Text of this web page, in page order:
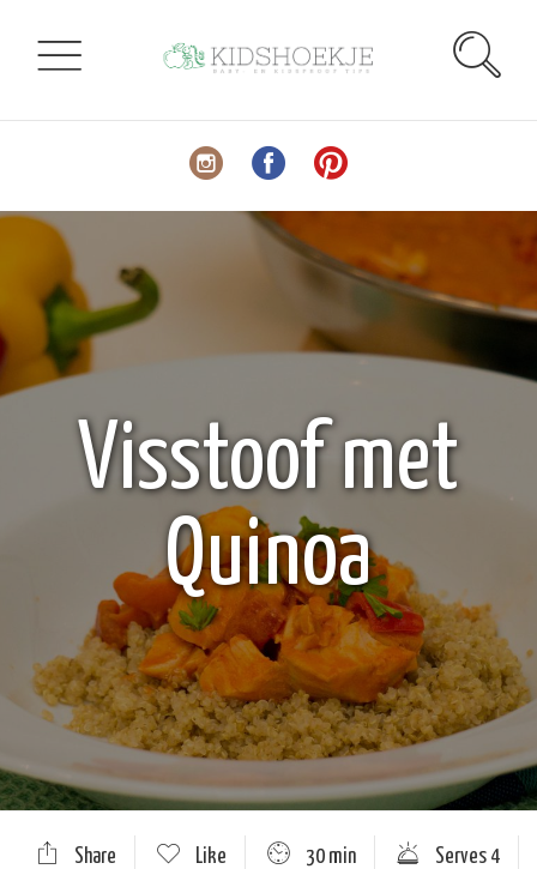
Visstoof met
Quinoa
Share Like 30 min Serves 4